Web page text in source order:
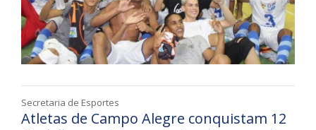
Secretaria de Esportes
Atletas de Campo Alegre conquistam 12